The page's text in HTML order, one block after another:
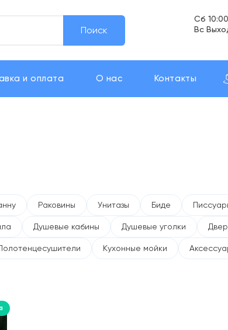
Поиск
и оплата О нас Контакты
Раковины Унитазы Биде
Душевые кабины Душевые уголки
Кухонные мойки